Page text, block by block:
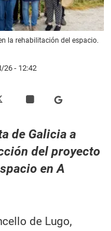
la rehabilitación del espacio.
26 - 12:42
de Galicia a
del proyecto
en A
de Lugo,